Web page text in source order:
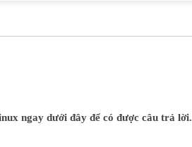
ngay dưới đây để có được câu trả lời.